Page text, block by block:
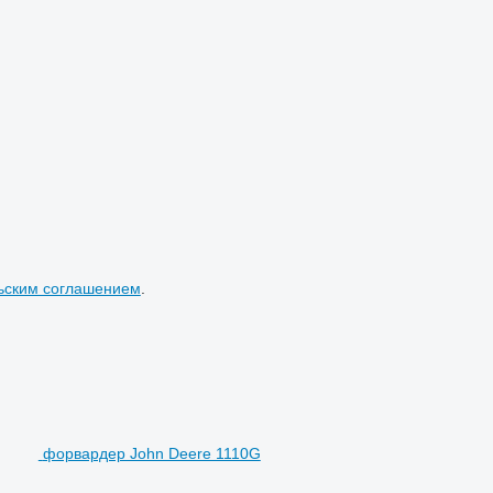
соглашением
форвардер John Deere 1110G